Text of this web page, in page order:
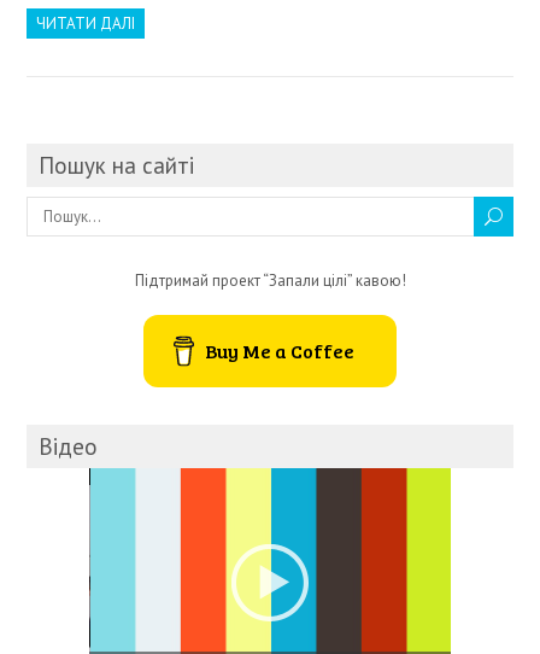
ЧИТАТИ ДАЛІ
Пошук на сайті
Підтримай проект “Запали цілі” кавою!
Buy Me a Coffee
Відео